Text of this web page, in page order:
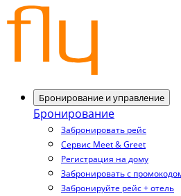
Бронирование и управление
Бронирование
Забронировать рейс
Сервис Meet & Greet
Регистрация на дому
Забронировать с
Забронируйте рейс + отель